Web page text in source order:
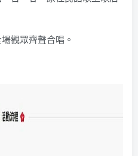
觀眾齊聲合唱。